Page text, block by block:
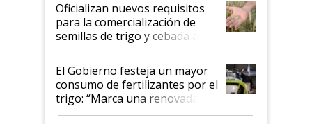
Oficializan nuevos requisitos
para la comercialización de
semillas de trigo y cebada a
granel
El Gobierno festeja un mayor
consumo de fertilizantes por el
trigo: “Marca una renovada
confianza de los productores”